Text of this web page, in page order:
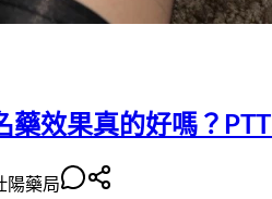
藥效果真的好嗎？
陽藥局